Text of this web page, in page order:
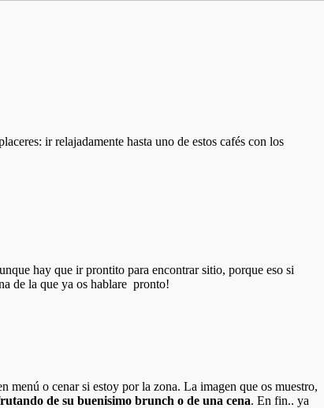
ir relajadamente hasta uno de estos cafés con los
hay que ir prontito para encontrar sitio, porque eso si
de la que ya os hablare pronto!
menú o cenar si estoy por la zona. La imagen que os muestro,
de su buenisimo brunch o de una cena. En fin.. ya